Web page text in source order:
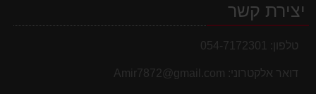
יצירת קשר
טלפון: 054-7172301
דואר אלקטרוני: Amir7872@gmail.com